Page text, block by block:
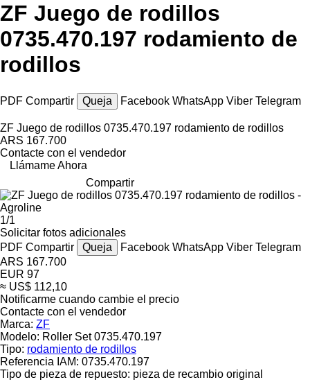
ZF Juego de rodillos
0735.470.197 rodamiento de
rodillos
PDF Compartir Queja Facebook WhatsApp Viber Telegram
ZF Juego de rodillos 0735.470.197 rodamiento de rodillos
ARS 167.700
Contacte con el vendedor
Llámame Ahora
Compartir
1/1
Solicitar fotos adicionales
PDF Compartir Queja Facebook WhatsApp Viber Telegram
ARS 167.700
EUR 97
≈ US$ 112,10
Notificarme cuando cambie el precio
Contacte con el vendedor
Marca: ZF
Modelo: Roller Set 0735.470.197
Tipo: rodamiento de rodillos
Referencia IAM: 0735.470.197
Tipo de pieza de repuesto: pieza de recambio original